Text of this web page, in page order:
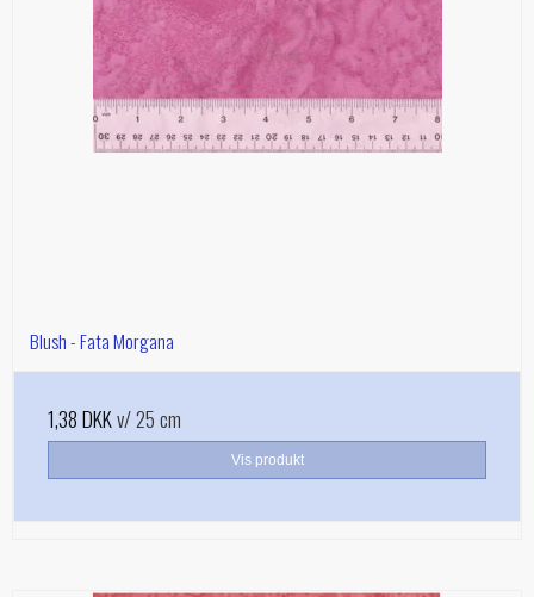
Blush - Fata Morgana
1,38 DKKv/ 25 cm
Vis produkt